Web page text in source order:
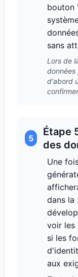
bouton
sans
Lors de
données
d'abord
5
Étape
des
Une
dans la
voir les
si les
aux